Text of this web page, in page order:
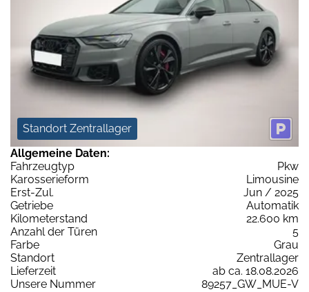
Standort Zentrallager
Allgemeine Daten:
Fahrzeugtyp
Pkw
Karosserieform
Limousine
Erst-Zul.
Jun / 2025
Getriebe
Automatik
Kilometerstand
22.600 km
Anzahl der Türen
5
Farbe
Grau
Standort
Zentrallager
Lieferzeit
ab ca. 18.08.2026
Unsere Nummer
89257_GW_MUE-V